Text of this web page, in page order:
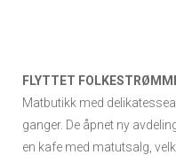
FLYTTET
Matbutikk med
ganger. De åpnet ny
en kafe med matutsalg,